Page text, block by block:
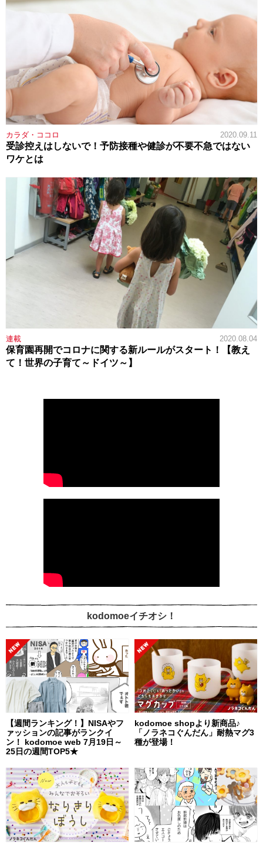
カラダ・ココロ 2020.09.11
受診控えはしないで！予防接種や健診が不要不急ではない
ワケとは
連載 2020.08.04
保育園再開でコロナに関する新ルールがスタート！【教え
て！世界の子育て～ドイツ～】
kodomoeイチオシ！
【週間ランキング！】NISAやフ
ァッションの記事がランクイ
ン！ kodomoe web 7月19日～
25日の週間TOP5★
kodomoe shopより新商品♪
「ノラネコぐんだん」耐熱マグ3
種が登場！